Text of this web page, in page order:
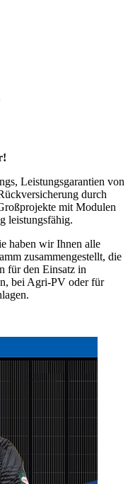
Leistungsgarantien von
durch
mit Modulen
leistungsfähig.
haben wir Ihnen alle
zusammengestellt, die
für den Einsatz in
bei Agri-PV oder für